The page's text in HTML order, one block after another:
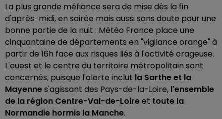
La plus grande méfiance sera de mise dès la fin
d'après-midi, en soirée mais aussi sans doute pour une
bonne partie de la nuit : Météo France place une
cinquantaine de départements en "vigilance orange" à
partir de 16h face aux risques liés à l'activité orageuse.
L'ouest et le centre du territoire métropolitain sont
concernés, puisque l'alerte inclut la Sarthe et la
Mayennes'agissant des Pays-de-la-Loire, l'ensemble
de la région Centre-Val-de-Loireet toute la
Normandie hormis la Manche.